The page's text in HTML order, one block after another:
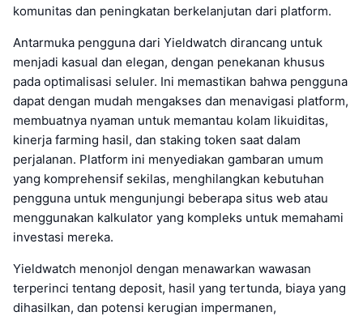
komunitas dan peningkatan berkelanjutan dari platform.
Antarmuka pengguna dari Yieldwatch dirancang untuk
menjadi kasual dan elegan, dengan penekanan khusus
pada optimalisasi seluler. Ini memastikan bahwa pengguna
dapat dengan mudah mengakses dan menavigasi platform,
membuatnya nyaman untuk memantau kolam likuiditas,
kinerja farming hasil, dan staking token saat dalam
perjalanan. Platform ini menyediakan gambaran umum
yang komprehensif sekilas, menghilangkan kebutuhan
pengguna untuk mengunjungi beberapa situs web atau
menggunakan kalkulator yang kompleks untuk memahami
investasi mereka.
Yieldwatch menonjol dengan menawarkan wawasan
terperinci tentang deposit, hasil yang tertunda, biaya yang
dihasilkan, dan potensi kerugian impermanen,